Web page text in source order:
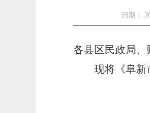
日期：
各县区民政局、
现将《阜新